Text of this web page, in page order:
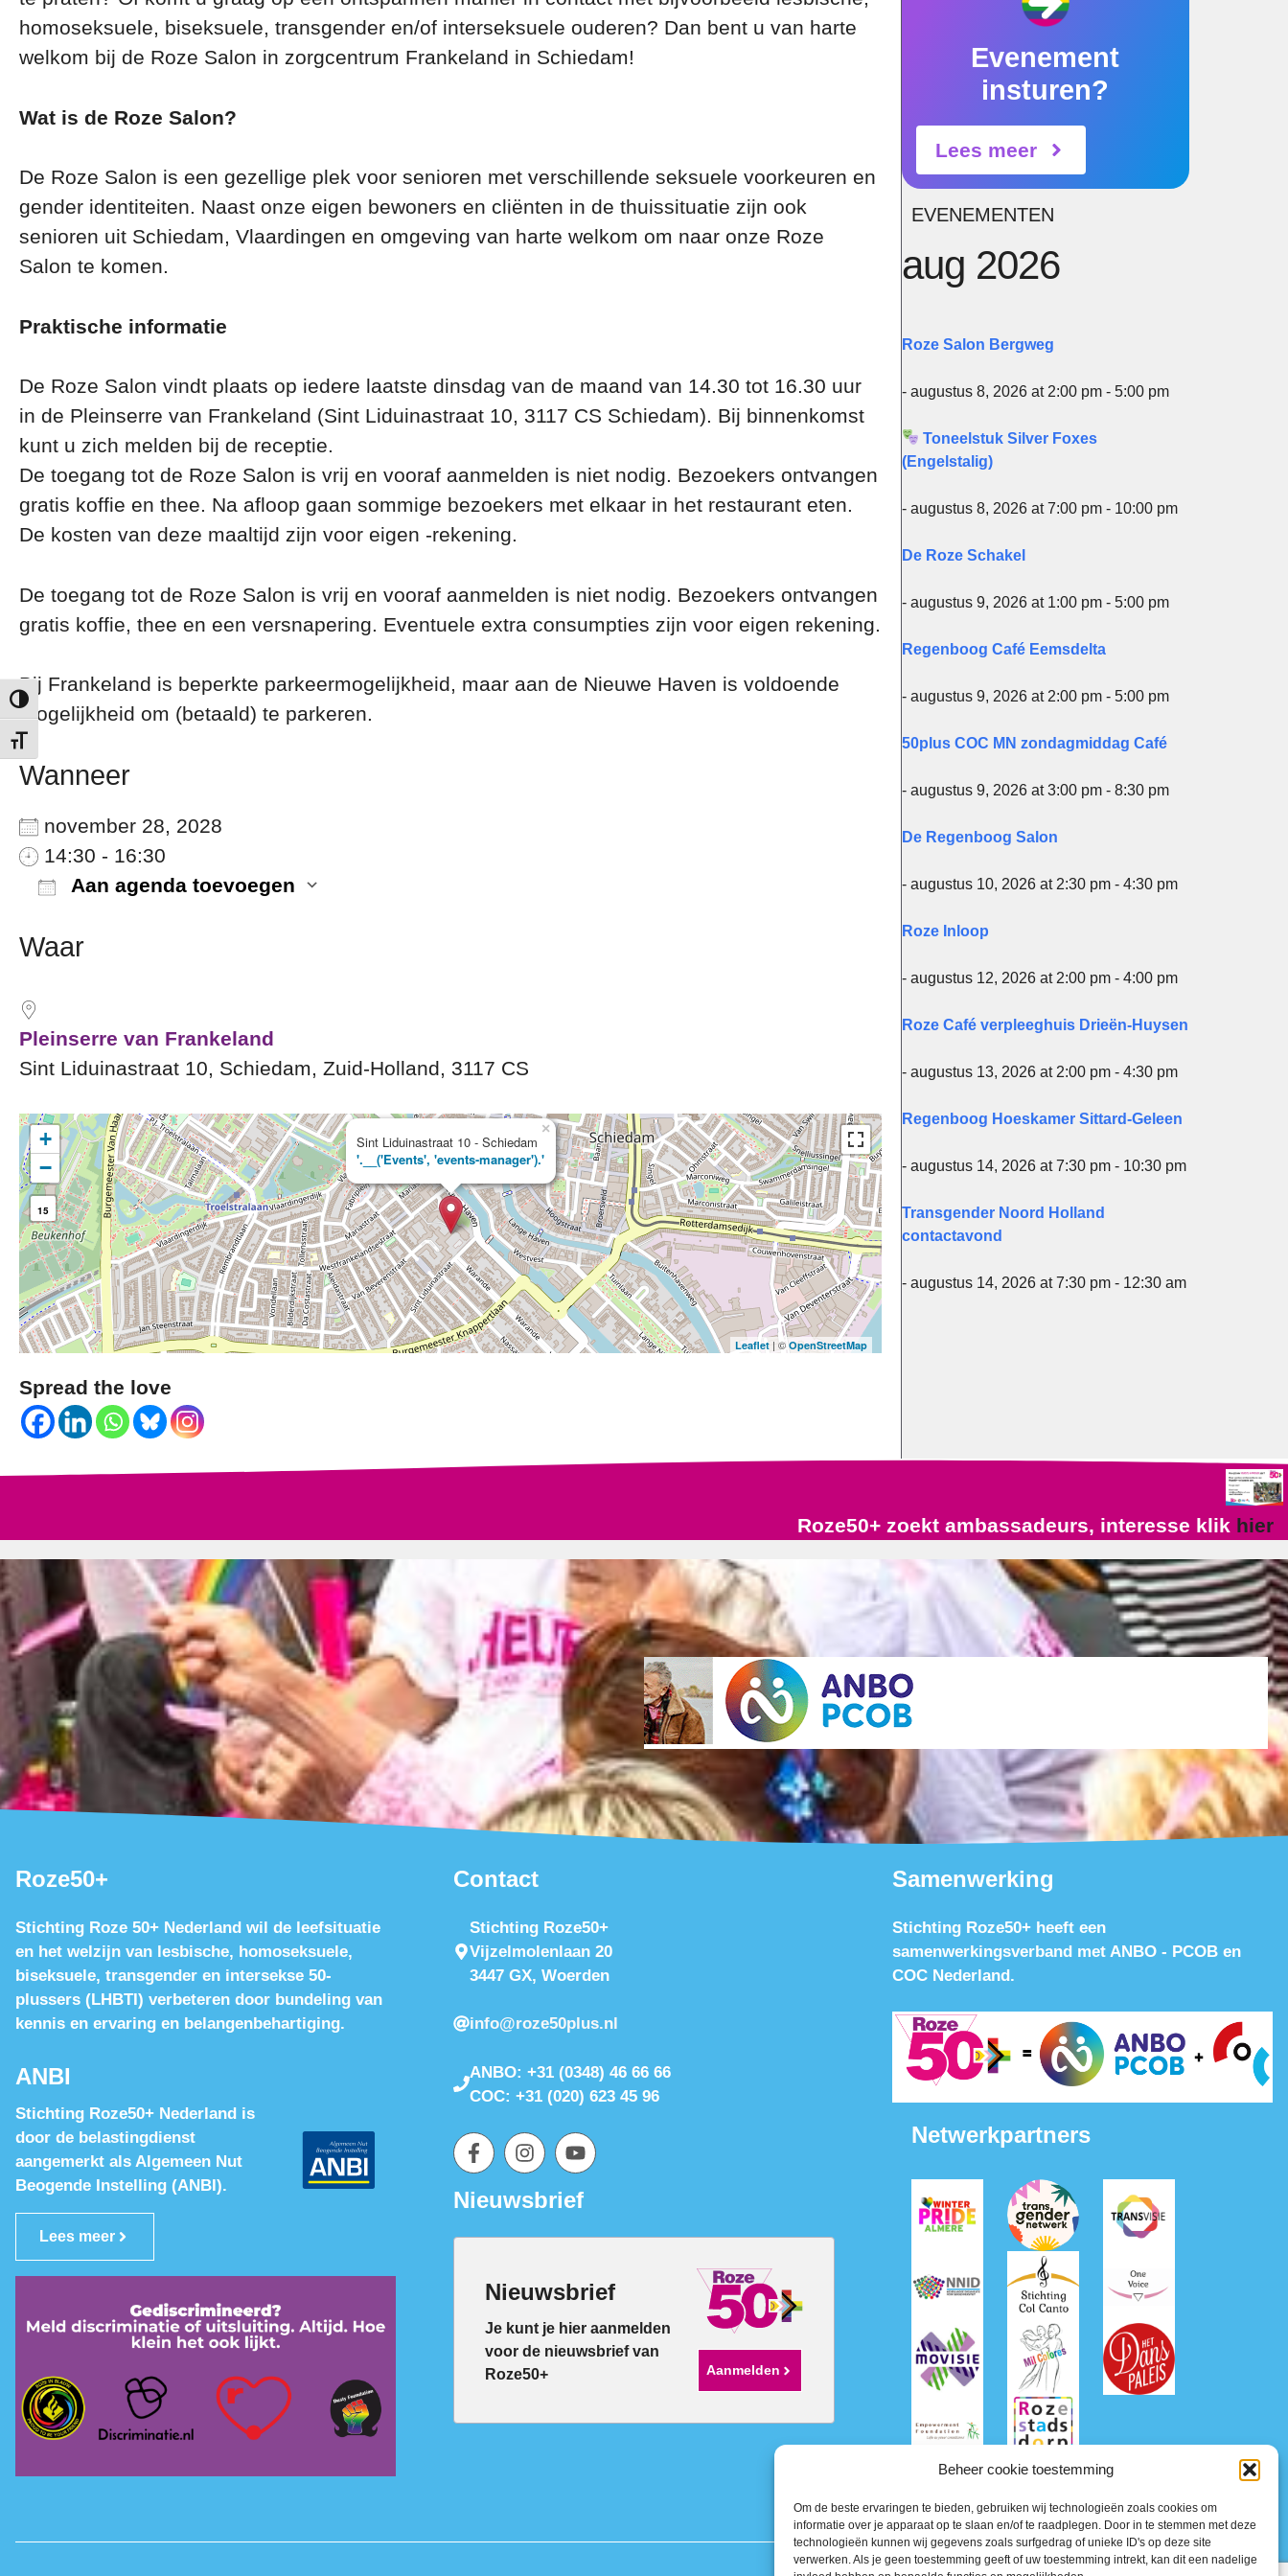
Beheer cookie toestemming
Om de beste ervaringen te bieden, gebruiken wij technologieën zoals cookies om
informatie over je apparaat op te slaan en/of te raadplegen. Door in te stemmen met deze
technologieën kunnen wij gegevens zoals surfgedrag of unieke ID's op deze site
verwerken. Als je geen toestemming geeft of uw toestemming intrekt, kan dit een nadelige
Keuze voor hoog contrast
Kies grootte van het lettertype
homoseksuele, biseksuele, transgender en/of interseksuele ouderen? Dan bent u van harte
welkom bij de Roze Salon in zorgcentrum Frankeland in Schiedam!
Wat is de Roze Salon?
De Roze Salon is een gezellige plek voor senioren met verschillende seksuele voorkeuren en
gender identiteiten. Naast onze eigen bewoners en cliënten in de thuissituatie zijn ook
senioren uit Schiedam, Vlaardingen en omgeving van harte welkom om naar onze Roze
Salon te komen.
Praktische informatie
De Roze Salon vindt plaats op iedere laatste dinsdag van de maand van 14.30 tot 16.30 uur
in de Pleinserre van Frankeland (Sint Liduinastraat 10, 3117 CS Schiedam). Bij binnenkomst
kunt u zich melden bij de receptie.
De toegang tot de Roze Salon is vrij en vooraf aanmelden is niet nodig. Bezoekers ontvangen
gratis koffie en thee. Na afloop gaan sommige bezoekers met elkaar in het restaurant eten.
De kosten van deze maaltijd zijn voor eigen -rekening.
De toegang tot de Roze Salon is vrij en vooraf aanmelden is niet nodig. Bezoekers ontvangen
gratis koffie, thee en een versnapering. Eventuele extra consumpties zijn voor eigen rekening.
Bij Frankeland is beperkte parkeermogelijkheid, maar aan de Nieuwe Haven is voldoende
mogelijkheid om (betaald) te parkeren.
Wanneer
november 28, 2028
14:30 - 16:30
Aan agenda toevoegen
Office 365
Waar
Pleinserre van Frankeland
Sint Liduinastraat 10, Schiedam, Zuid-Holland, 3117 CS
Sint Liduinastraat 10 - Schiedam
'.__('Events', 'events-manager').'
×
+
−
15
Leaflet| ©OpenStreetMap
Spread the love
Evenement
insturen?
Lees meer
EVENEMENTEN
aug 2026
Roze Salon Bergweg
- augustus 8, 2026 at 2:00 pm - 5:00 pm
Toneelstuk Silver Foxes
(Engelstalig)
- augustus 8, 2026 at 7:00 pm - 10:00 pm
De Roze Schakel
- augustus 9, 2026 at 1:00 pm - 5:00 pm
Regenboog Café Eemsdelta
- augustus 9, 2026 at 2:00 pm - 5:00 pm
50plus COC MN zondagmiddag Café
- augustus 9, 2026 at 3:00 pm - 8:30 pm
De Regenboog Salon
- augustus 10, 2026 at 2:30 pm - 4:30 pm
Roze Inloop
- augustus 12, 2026 at 2:00 pm - 4:00 pm
Roze Café verpleeghuis Drieën-Huysen
- augustus 13, 2026 at 2:00 pm - 4:30 pm
Regenboog Hoeskamer Sittard-Geleen
- augustus 14, 2026 at 7:30 pm - 10:30 pm
Transgender Noord Holland
contactavond
- augustus 14, 2026 at 7:30 pm - 12:30 am
Roze50+ zoekt ambassadeurs, interesse klik hier
Roze50+
Stichting Roze 50+ Nederland wil de leefsituatie
en het welzijn van lesbische, homoseksuele,
biseksuele, transgender en intersekse 50-
plussers (LHBTI) verbeteren door bundeling van
kennis en ervaring en belangenbehartiging.
ANBI
Stichting Roze50+ Nederland is
door de belastingdienst
aangemerkt als Algemeen Nut
Beogende Instelling (ANBI).
Lees meer
Contact
Stichting Roze50+
Vijzelmolenlaan 20
3447 GX, Woerden
info@roze50plus.nl
ANBO: +31 (0348) 46 66 66
COC: +31 (020) 623 45 96
Nieuwsbrief
Nieuwsbrief
Je kunt je hier aanmelden
voor de nieuwsbrief van
Roze50+
Aanmelden
Samenwerking
Stichting Roze50+ heeft een
samenwerkingsverband met ANBO - PCOB en
COC Nederland.
Netwerkpartners